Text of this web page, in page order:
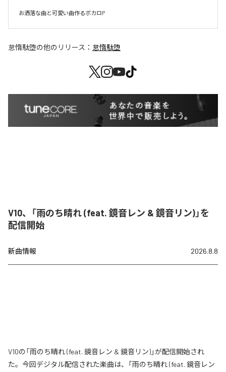
お洒落な曲と可愛い曲作るボカロP
怠惰駄堕の他のリリース： 怠惰駄堕
V10、「雨のち晴れ (feat. 鏡音レン & 鏡音リン)」を
配信開始
新曲情報 2026.8.8
V10の「雨のち晴れ (feat. 鏡音レン & 鏡音リン)」が配信開始され
た。今回デジタル配信された楽曲は、「雨のち晴れ (feat. 鏡音レン